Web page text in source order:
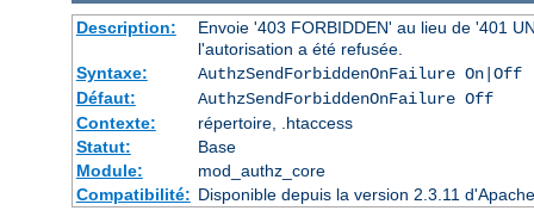
Description:
Envoie '403 FORBIDDEN' au lieu de '401
l'autorisation a été refusée.
Syntaxe:
AuthzSendForbiddenOnFailure On|Off
Défaut:
AuthzSendForbiddenOnFailure Off
Contexte:
répertoire, .htaccess
Statut:
Base
Module:
mod_authz_core
Compatibilité: Disponible depuis la version 2.3.11